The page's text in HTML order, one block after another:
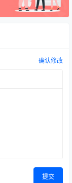
确认修改
提交